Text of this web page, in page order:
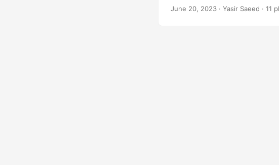
vẫn giữ nguyên định dạng và bố
June 20, 2023 · Yasir Saeed · 11